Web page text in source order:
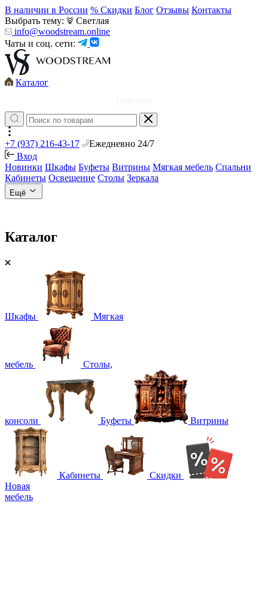
В наличии в России % Скидки Блог Отзывы Контакты
Выбрать тему:
Светлая
info@woodstream.online
Чаты и соц. сети:
Каталог
+7 (937) 216-43-17
Ежедневно 24/7
Вход
Новинки Шкафы Буфеты Витрины Мягкая мебель Спальни
Кабинеты Освещение Столы Зеркала
Ещё
Каталог
Шкафы Мягкая
мебель Столы,
консоли Буфеты Витрины
Кабинеты
Скидки
Новая
мебель